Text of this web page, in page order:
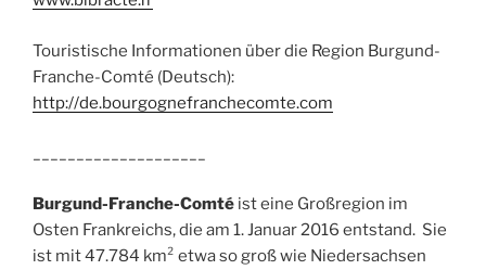
Touristische Informationen über die Region Burgund-
Franche-Comté (Deutsch):
http://de.bourgognefranchecomte.com
Burgund-Franche-Comté ist eine Großregion im
Osten Frankreichs, die am 1. Januar 2016 entstand. Sie
ist mit 47.784 km² etwa so groß wie Niedersachsen